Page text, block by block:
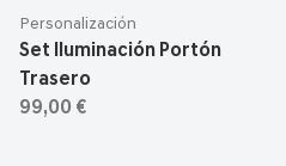
Personalización
Set Iluminación Portón
Trasero
99,00 €